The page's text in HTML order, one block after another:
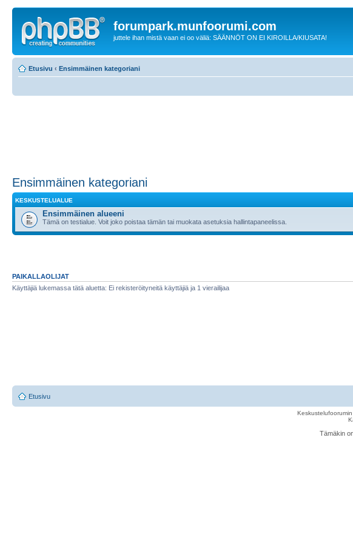
forumpark.munfoorumi.com
juttele ihan mistä vaan ei oo väliä: SÄÄNNÖT ON EI KIROILLA/KIUSATA!
Etusivu ‹ Ensimmäinen kategoriani
Ensimmäinen kategoriani
KESKUSTELUALUE
Ensimmäinen alueeni
Tämä on testialue. Voit joko poistaa tämän tai muokata asetuksia hallintapaneelissa.
PAIKALLAOLIJAT
Käyttäjiä lukemassa tätä aluetta: Ei rekisteröityneitä käyttäjiä ja 1 vierailijaa
Etusivu
Tämäkin